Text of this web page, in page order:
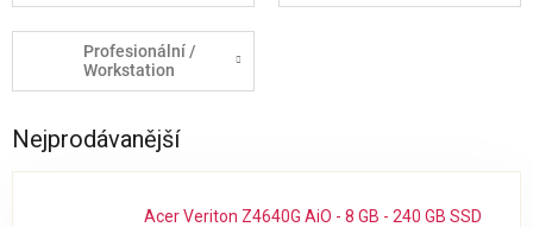
Profesionální /
Workstation
Nejprodávanější
Acer Veriton Z4640G AiO - 8 GB - 240 GB SSD